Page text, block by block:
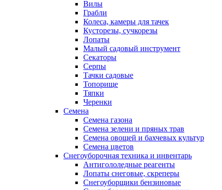
Вилы
Грабли
Колеса, камеры для тачек
Кусторезы, сучкорезы
Лопаты
Малый садовый инструмент
Секаторы
Серпы
Тачки садовые
Топорище
Тяпки
Черенки
Семена
Семена газона
Семена зелени и пряных трав
Семена овощей и бахчевых культур
Семена цветов
Снегоуборочная техника и инвентарь
Антигололедные реагенты
Лопаты снеговые, скреперы
Снегоуборщики бензиновые